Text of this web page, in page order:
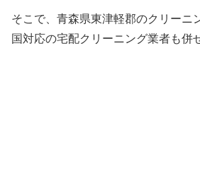
そこで、青森県東津軽郡のクリーニ
国対応の宅配クリーニング業者も併